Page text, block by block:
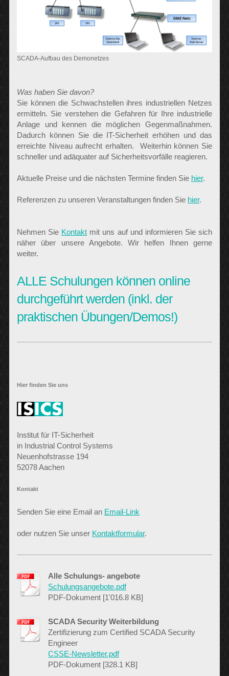
SCADA-Aufbau des Demonetzes
Was haben Sie davon?
Sie können die Schwachstellen ihres industriellen Netzes
ermitteln. Sie verstehen die Gefahren für Ihre industrielle
Anlage und kennen die möglichen Gegenmaßnahmen.
Dadurch können Sie die IT-Sicherheit erhöhen und das
erreichte Niveau aufrecht erhalten. Weiterhin können Sie
schneller und adäquater auf Sicherheitsvorfälle reagieren.
Aktuelle Preise und die nächsten Termine finden Sie hier.
Referenzen zu unseren Veranstaltungen finden Sie hier.
Nehmen Sie Kontakt mit uns auf und informieren Sie sich
näher über unsere Angebote. Wir helfen Ihnen gerne
weiter.
ALLE Schulungen können online
durchgeführt werden (inkl. der
praktischen Übungen/Demos!)
Hier finden Sie uns
Institut für IT-Sicherheit
in Industrial Control Systems
Neuenhofstrasse 194
52078 Aachen
Kontakt
Senden Sie eine Email an Email-Link
oder nutzen Sie unser Kontaktformular.
Alle Schulungs- angebote
Schulungsangebote.pdf
PDF-Dokument [1'016.8 KB]
SCADA Security Weiterbildung
Zertifizierung zum Certified SCADA Security
Engineer
CSSE-Newsletter.pdf
PDF-Dokument [328.1 KB]